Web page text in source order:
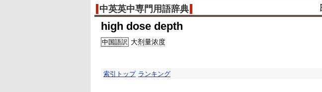
中英英中専門用語辞典
high dose depth
中国語訳 大剂量浓度
索引トップ ランキング